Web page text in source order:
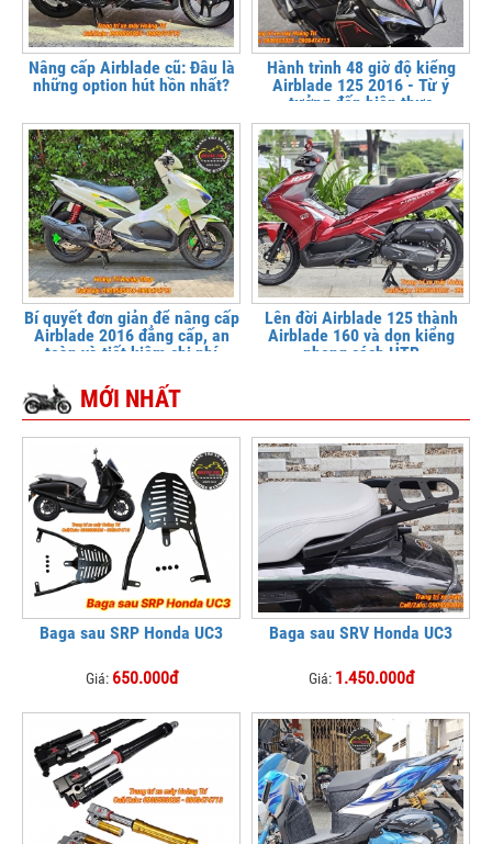
Nâng cấp Airblade cũ: Đâu là
những option hút hồn nhất?
Hành trình 48 giờ độ kiểng
Airblade 125 2016 - Từ ý
tưởng đến hiện thực
Bí quyết đơn giản để nâng cấp
Airblade 2016 đẳng cấp, an
toàn và tiết kiệm chi phí
Lên đời Airblade 125 thành
Airblade 160 và dọn kiểng
phong cách HTR
MỚI NHẤT
Baga sau SRP Honda UC3
Giá: 650.000đ
Baga sau SRV Honda UC3
Giá: 1.450.000đ